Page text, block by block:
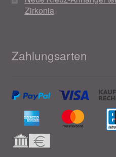
Zirkonia
Zahlungsarten